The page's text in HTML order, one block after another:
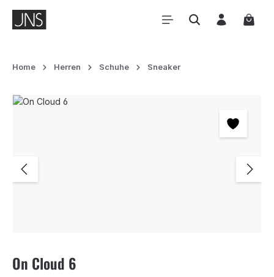
Zum Hauptinhalt springen
Home Herren Schuhe Sneaker
Bildergalerie überspringen
On Cloud 6